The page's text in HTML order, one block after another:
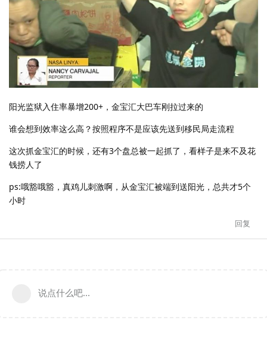
阳光监狱入住率暴增200+，金宝汇大巴车刚拉过来的
谁会想到效率这么高？按照程序不是应该先送到移民局走流程
这次抓金宝汇的时候，还有3个盘总被一起抓了，看样子是来不及花
钱捞人了
ps:哦豁哦豁，真鸡儿刺激啊，从金宝汇被端到送阳光，总共才5个
小时
回复
说点什么吧...